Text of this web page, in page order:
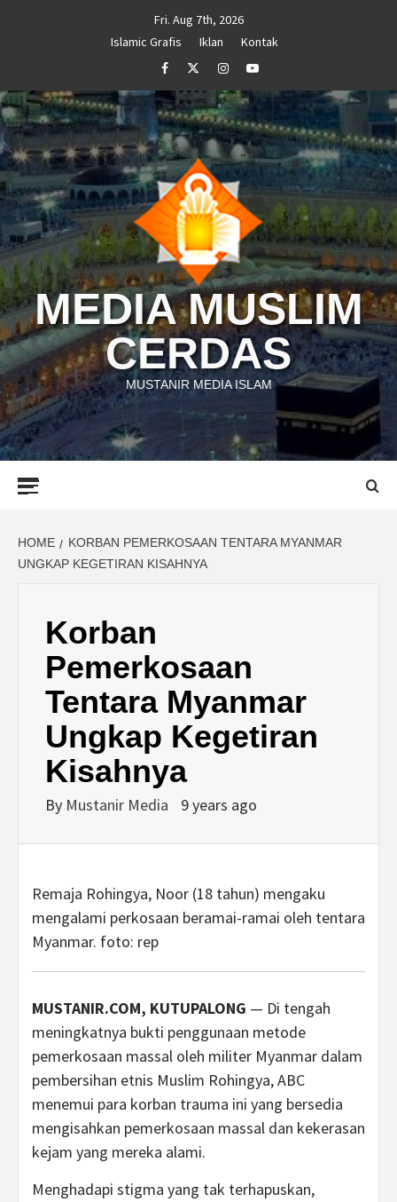
Fri. Aug 7th, 2026
Islamic Grafis
Iklan
Kontak
FacebookTwitterInstagramYoutube
MEDIA MUSLIM
CERDAS
MUSTANIR MEDIA ISLAM
HOME
KORBAN PEMERKOSAAN TENTARA MYANMAR
UNGKAP KEGETIRAN KISAHNYA
Korban
Pemerkosaan
Tentara Myanmar
Ungkap Kegetiran
Kisahnya
By Mustanir Media 9 years ago
Remaja Rohingya, Noor (18 tahun) mengaku
mengalami perkosaan beramai-ramai oleh tentara
Myanmar. foto: rep
MUSTANIR.COM, KUTUPALONG — Di tengah
meningkatnya bukti penggunaan metode
pemerkosaan massal oleh militer Myanmar dalam
pembersihan etnis Muslim Rohingya, ABC
menemui para korban trauma ini yang bersedia
mengisahkan pemerkosaan massal dan kekerasan
kejam yang mereka alami.
Menghadapi stigma yang tak terhapuskan,